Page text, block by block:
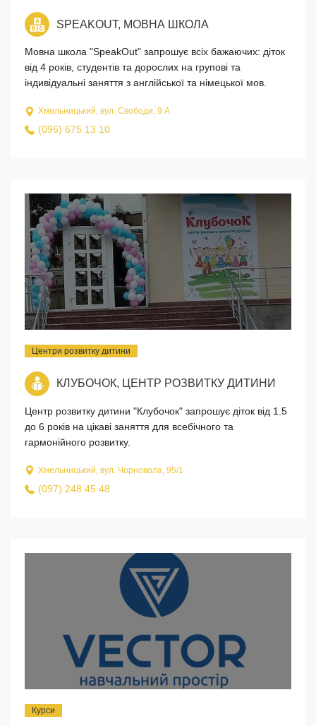
SPEAKOUT, МОВНА ШКОЛА
Мовна школа "SpeakOut" запрошує всіх бажаючих: діток
від 4 років, студентів та дорослих на групові та
індивідуальні заняття з англійської та німецької мов.
Хмельницький, вул. Свободи, 9 А
(096) 675 13 10
Центри розвитку дитини
КЛУБОЧОК, ЦЕНТР РОЗВИТКУ ДИТИНИ
Центр розвитку дитини "Клубочок" запрошує діток від 1.5
до 6 років на цікаві заняття для всебічного та
гармонійного розвитку.
Хмельницький, вул. Чорновола, 95/1
(097) 248 45 48
Курси